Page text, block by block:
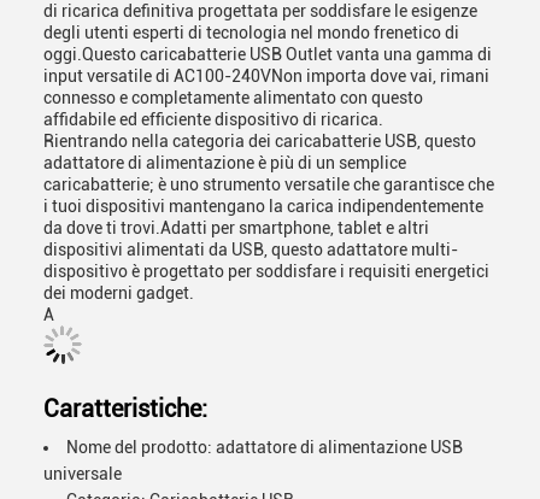
di ricarica definitiva progettata per soddisfare le esigenze
degli utenti esperti di tecnologia nel mondo frenetico di
oggi.Questo caricabatterie USB Outlet vanta una gamma di
input versatile di AC100-240VNon importa dove vai, rimani
connesso e completamente alimentato con questo
affidabile ed efficiente dispositivo di ricarica.
Rientrando nella categoria dei caricabatterie USB, questo
adattatore di alimentazione è più di un semplice
caricabatterie; è uno strumento versatile che garantisce che
i tuoi dispositivi mantengano la carica indipendentemente
da dove ti trovi.Adatti per smartphone, tablet e altri
dispositivi alimentati da USB, questo adattatore multi-
dispositivo è progettato per soddisfare i requisiti energetici
dei moderni gadget.
A
Caratteristiche:
Nome del prodotto: adattatore di alimentazione USB
universale